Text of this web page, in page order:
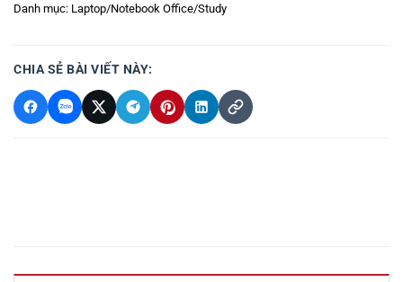
Danh mục: Laptop/Notebook Office/Study
CHIA SẺ BÀI VIẾT NÀY: